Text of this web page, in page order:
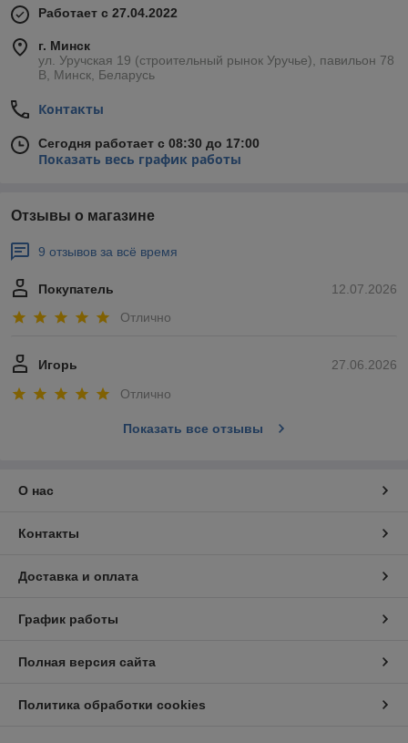
Работает с 27.04.2022
г. Минск
ул. Уручская 19 (строительный рынок Уручье), павильон 78
В, Минск, Беларусь
Контакты
Сегодня работает с 08:30 до 17:00
Показать весь график работы
Отзывы о магазине
9 отзывов за всё время
12.07.2026
Покупатель
Отлично
27.06.2026
Игорь
Отлично
Показать все отзывы
О нас
Контакты
Доставка и оплата
График работы
Полная версия сайта
Политика обработки cookies